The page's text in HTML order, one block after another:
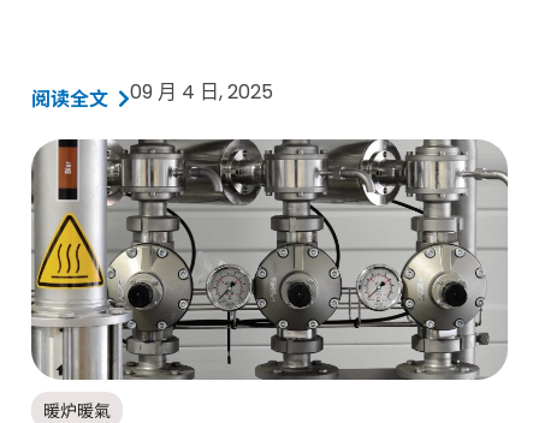
阅读全文 09 月 4 日, 2025
暖炉暖氣